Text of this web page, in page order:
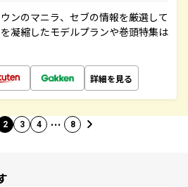
ンのマニラ、セブの情報を厳選して
凝縮したモデルプランや巻頭特集は
詳細を見る
2 3 4 … 8